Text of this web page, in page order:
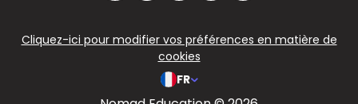
Cliquez-ici pour modifier vos préférences en matière de
cookies
FR